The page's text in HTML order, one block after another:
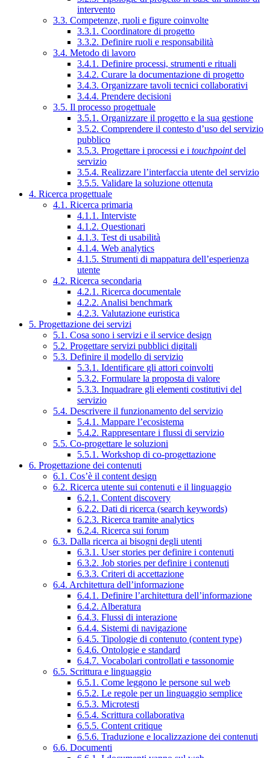
intervento
3.3. Competenze, ruoli e figure coinvolte
3.3.1. Coordinatore di progetto
3.3.2. Definire ruoli e responsabilità
3.4. Metodo di lavoro
3.4.1. Definire processi, strumenti e rituali
3.4.2. Curare la documentazione di progetto
3.4.3. Organizzare tavoli tecnici collaborativi
3.4.4. Prendere decisioni
3.5. Il processo progettuale
3.5.1. Organizzare il progetto e la sua gestione
3.5.2. Comprendere il contesto d’uso del servizio
pubblico
3.5.3. Progettare i processi e i touchpointdel
servizio
3.5.4. Realizzare l’interfaccia utente del servizio
3.5.5. Validare la soluzione ottenuta
4. Ricerca progettuale
4.1. Ricerca primaria
4.1.1. Interviste
4.1.2. Questionari
4.1.3. Test di usabilità
4.1.4. Web analytics
4.1.5. Strumenti di mappatura dell’esperienza
utente
4.2. Ricerca secondaria
4.2.1. Ricerca documentale
4.2.2. Analisi benchmark
4.2.3. Valutazione euristica
5. Progettazione dei servizi
5.1. Cosa sono i servizi e il service design
5.2. Progettare servizi pubblici digitali
5.3. Definire il modello di servizio
5.3.1. Identificare gli attori coinvolti
5.3.2. Formulare la proposta di valore
5.3.3. Inquadrare gli elementi costitutivi del
servizio
5.4. Descrivere il funzionamento del servizio
5.4.1. Mappare l’ecosistema
5.4.2. Rappresentare i flussi di servizio
5.5. Co-progettare le soluzioni
5.5.1. Workshop di co-progettazione
6. Progettazione dei contenuti
6.1. Cos’è il content design
6.2. Ricerca utente sui contenuti e il linguaggio
6.2.1. Content discovery
6.2.2. Dati di ricerca (search keywords)
6.2.3. Ricerca tramite analytics
6.2.4. Ricerca sui forum
6.3. Dalla ricerca ai bisogni degli utenti
6.3.1. User stories per definire i contenuti
6.3.2. Job stories per definire i contenuti
6.3.3. Criteri di accettazione
6.4. Architettura dell’informazione
6.4.1. Definire l’architettura dell’informazione
6.4.2. Alberatura
6.4.3. Flussi di interazione
6.4.4. Sistemi di navigazione
6.4.5. Tipologie di contenuto (content type)
6.4.6. Ontologie e standard
6.4.7. Vocabolari controllati e tassonomie
6.5. Scrittura e linguaggio
6.5.1. Come leggono le persone sul web
6.5.2. Le regole per un linguaggio semplice
6.5.3. Microtesti
6.5.4. Scrittura collaborativa
6.5.5. Content critique
6.5.6. Traduzione e localizzazione dei contenuti
6.6. Documenti